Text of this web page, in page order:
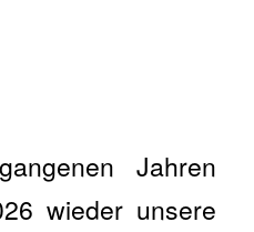
Jahren
wieder unsere